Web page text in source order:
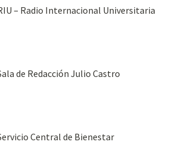
– Radio Internacional Universitaria
de Redacción Julio Castro
Central de Bienestar